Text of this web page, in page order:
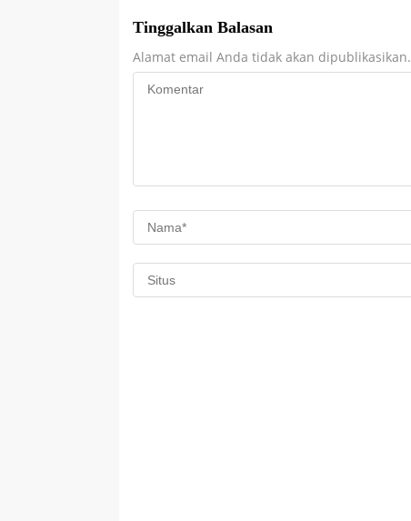
Tinggalkan Balasan
Alamat email Anda tidak akan dipublikasikan.